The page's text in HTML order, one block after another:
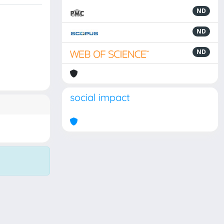
ND
ND
ND
social impact